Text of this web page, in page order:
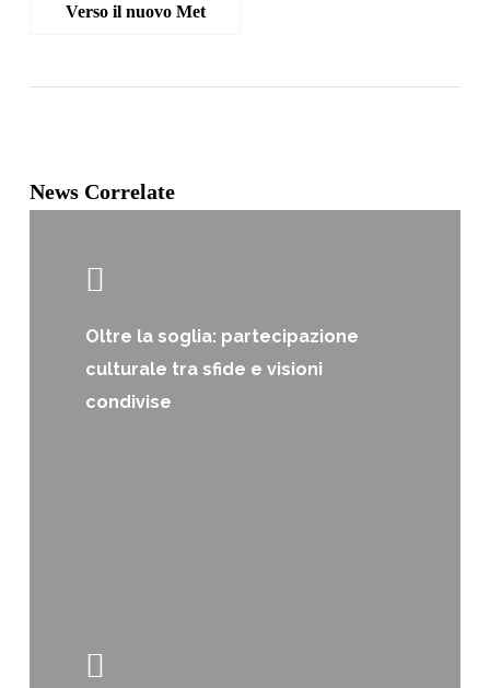
Verso il nuovo Met
News Correlate
Oltre la soglia: partecipazione
culturale tra sfide e visioni
condivise